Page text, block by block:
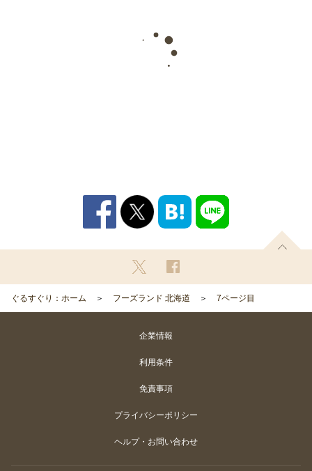
ぐるすぐり：ホーム フーズランド 北海道 7ページ目
企業情報
利用条件
免責事項
プライバシーポリシー
ヘルプ・お問い合わせ